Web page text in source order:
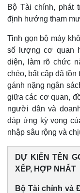
Bộ Tài chính, phát
định hướng tham
Tinh gọn bộ máy
số lượng cơ quan
diện, làm rõ chức
chéo, bất cập đã
gánh nặng ngân
giữa các cơ quan,
người dân và
đáp ứng kỳ vọng
nhập sâu rộng và
DỰ KIẾN TÊN
XẾP, HỢP NHẤT
Bộ Tài chính và